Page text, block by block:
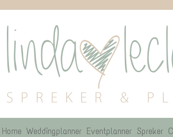
Home Weddingplanner Eventplanner Spreker